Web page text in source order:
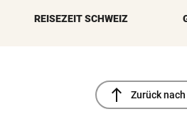
REISEZEIT SCHWEIZ
north Zurück